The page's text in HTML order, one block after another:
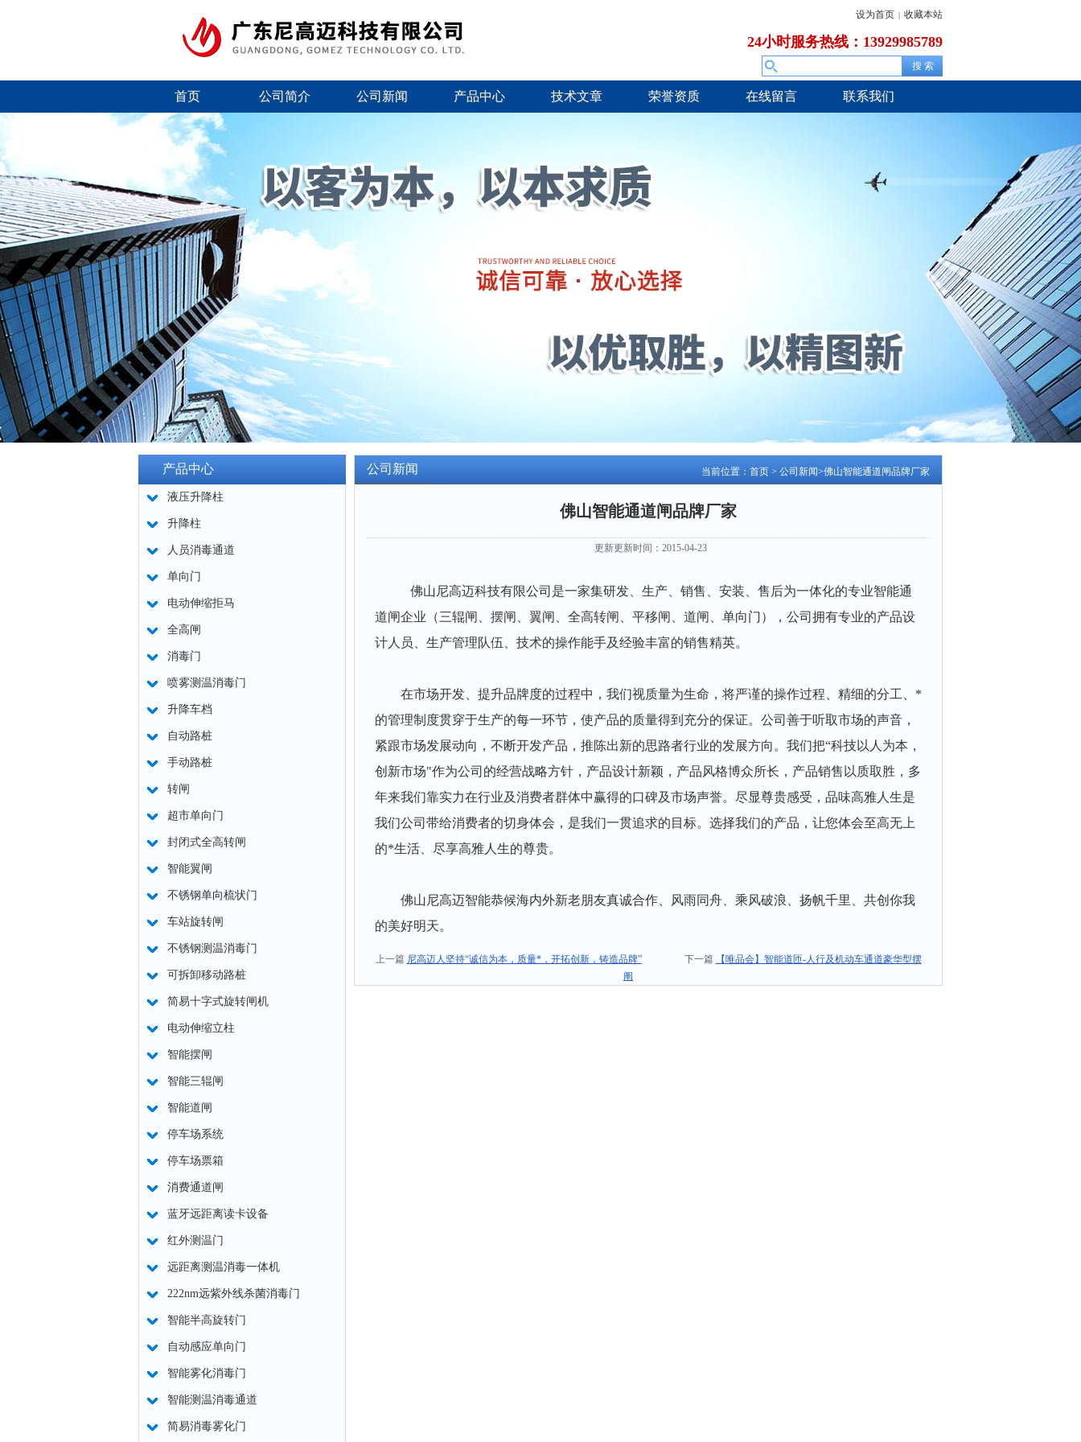
设为首页 | 收藏本站
24小时服务热线：13929985789
首页 公司简介 公司新闻 产品中心 技术文章 荣誉资质 在线留言 联系我们
产品中心
液压升降柱
升降柱
人员消毒通道
单向门
电动伸缩拒马
全高闸
消毒门
喷雾测温消毒门
升降车档
自动路桩
手动路桩
转闸
超市单向门
封闭式全高转闸
智能翼闸
不锈钢单向梳状门
车站旋转闸
不锈钢测温消毒门
可拆卸移动路桩
简易十字式旋转闸机
电动伸缩立柱
智能摆闸
智能三辊闸
智能道闸
停车场系统
停车场票箱
消费通道闸
蓝牙远距离读卡设备
红外测温门
远距离测温消毒一体机
222nm远紫外线杀菌消毒门
智能半高旋转门
自动感应单向门
智能雾化消毒门
智能测温消毒通道
简易消毒雾化门
当前位置： 首页 > 公司新闻>佛山智能通道闸品牌厂家
公司新闻
佛山智能通道闸品牌厂家
更新更新时间：2015-04-23
佛山尼高迈科技有限公司是一家集研发、生产、销售、安装、售后为一体化的专业智能通
道闸企业（三辊闸、摆闸、翼闸、全高转闸、平移闸、道闸、单向门），公司拥有专业的产品设
计人员、生产管理队伍、技术的操作能手及经验丰富的销售精英。
在市场开发、提升品牌度的过程中，我们视质量为生命，将严谨的操作过程、精细的分工、*
的管理制度贯穿于生产的每一环节，使产品的质量得到充分的保证。公司善于听取市场的声音，
紧跟市场发展动向，不断开发产品，推陈出新的思路者行业的发展方向。我们把“科技以人为本，
创新市场"作为公司的经营战略方针，产品设计新颖，产品风格博众所长，产品销售以质取胜，多
年来我们靠实力在行业及消费者群体中赢得的口碑及市场声誉。尽显尊贵感受，品味高雅人生是
我们公司带给消费者的切身体会，是我们一贯追求的目标。选择我们的产品，让您体会至高无上
的*生活、尽享高雅人生的尊贵。
佛山尼高迈智能恭候海内外新老朋友真诚合作、风雨同舟、乘风破浪、扬帆千里、共创你我
的美好明天。
上一篇 尼高迈人坚持“诚信为本，质量*，开拓创新，铸造品牌” 下一篇
【唯品会】智能道匝-人行及机动车通道豪华型摆
阐